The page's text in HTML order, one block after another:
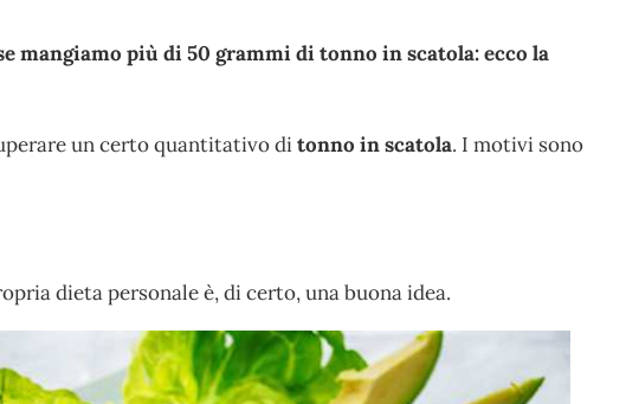
mangiamo più di 50 grammi di tonno in scatola: ecco la
un certo quantitativo ditonno in scatola. I motivi sono
dieta personale è, di certo, una buona idea.